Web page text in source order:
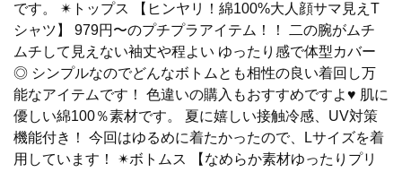
です。 ✴︎トップス 【ヒンヤリ！綿100%大人顔サマ見えT
シャツ】 979円〜のプチプラアイテム！！ 二の腕がムチ
ムチして見えない袖丈や程よい ゆったり感で体型カバー
◎ シンプルなのでどんなボトムとも相性の良い着回し万
能なアイテムです！ 色違いの購入もおすすめですよ♥ 肌に
優しい綿100％素材です。 夏に嬉しい接触冷感、UV対策
機能付き！ 今回はゆるめに着たかったので、Lサイズを着
用しています！ ✴︎ボトムス 【なめらか素材ゆったりプリ